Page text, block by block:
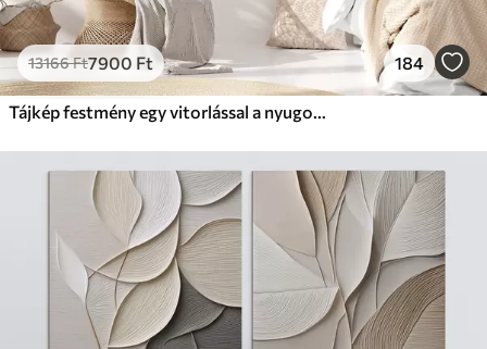
13166Ft7900 Ft 184
Tájkép festmény egy vitorlással a nyugodt tengeren, narancssárga és sárga égbolt, távoli hegyek